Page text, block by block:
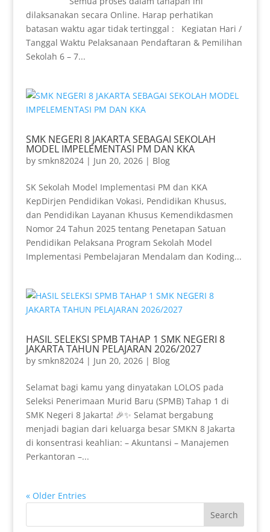
dilaksanakan secara Online. Harap perhatikan
batasan waktu agar tidak tertinggal : Kegiatan Hari /
Tanggal Waktu Pelaksanaan Pendaftaran & Pemilihan
Sekolah 6 – 7...
SMK NEGERI 8 JAKARTA SEBAGAI SEKOLAH
MODEL IMPELEMENTASI PM DAN KKA
by smkn82024| Jun 20, 2026| Blog
SK Sekolah Model Implementasi PM dan KKA
KepDirjen Pendidikan Vokasi, Pendidikan Khusus,
dan Pendidikan Layanan Khusus Kemendikdasmen
Nomor 24 Tahun 2025 tentang Penetapan Satuan
Pendidikan Pelaksana Program Sekolah Model
Implementasi Pembelajaran Mendalam dan Koding...
HASIL SELEKSI SPMB TAHAP 1 SMK NEGERI 8
JAKARTA TAHUN PELAJARAN 2026/2027
by smkn82024| Jun 20, 2026| Blog
Selamat bagi kamu yang dinyatakan LOLOS pada
Seleksi Penerimaan Murid Baru (SPMB) Tahap 1 di
SMK Negeri 8 Jakarta! 🎉✨ Selamat bergabung
menjadi bagian dari keluarga besar SMKN 8 Jakarta
di konsentrasi keahlian: – Akuntansi – Manajemen
Perkantoran –...
« Older Entries